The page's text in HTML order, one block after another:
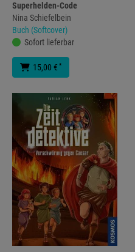
Superhelden-Code
Nina Schiefelbein
Buch (Softcover)
Sofort lieferbar
15,00 € *